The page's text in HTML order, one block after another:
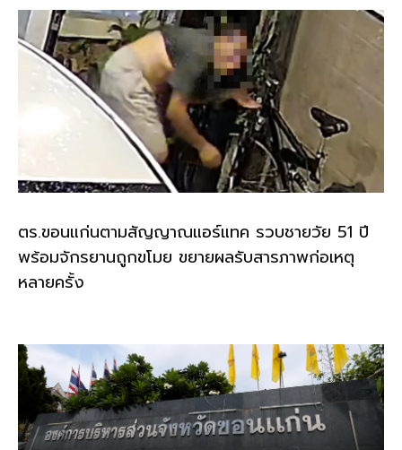
ตร.ขอนแก่นตามสัญญาณแอร์แทค รวบชายวัย 51 ปี
พร้อมจักรยานถูกขโมย ขยายผลรับสารภาพก่อเหตุ
หลายครั้ง